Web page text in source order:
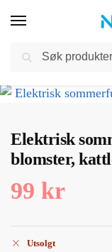
til
Kabler
Elektrisk
blomster,
99 kr
Utsolgt